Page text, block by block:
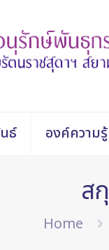
ธ์ องค์ความ
ส
Home